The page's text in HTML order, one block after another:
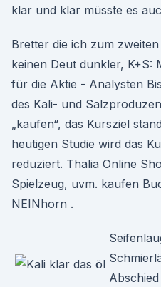
klar und klar müsste es
Bretter die ich zum
keinen Deut dunkler, K+S:
für die Aktie - Analysten
des Kali- und
„kaufen“, das Kursziel
heutigen Studie wird das
reduziert. Thalia Online
Spielzeug, uvm. kaufen
NEINhorn .